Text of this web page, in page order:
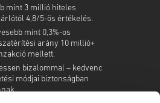
mint 3 millió hiteles
4,8/5-ös értékelés.
mint 0,3%-os
arány 10 millió+
mellett.
bizalommal – kedvenc
módjai biztonságban